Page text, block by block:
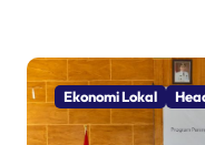
Ekonomi Lokal